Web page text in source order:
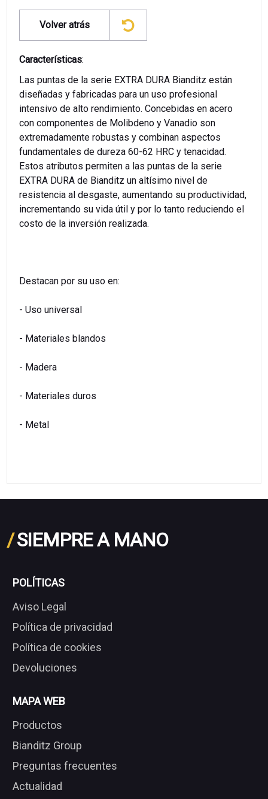
Volver atrás
Características:
Las puntas de la serie EXTRA DURA Bianditz están
diseñadas y fabricadas para un uso profesional
intensivo de alto rendimiento. Concebidas en acero
con componentes de Molibdeno y Vanadio son
extremadamente robustas y combinan aspectos
fundamentales de dureza 60-62 HRC y tenacidad.
Estos atributos permiten a las puntas de la serie
EXTRA DURA de Bianditz un altísimo nivel de
resistencia al desgaste, aumentando su productividad,
incrementando su vida útil y por lo tanto reduciendo el
costo de la inversión realizada.
Destacan por su uso en:
- Uso universal
- Materiales blandos
- Madera
- Materiales duros
- Metal
/SIEMPRE A MANO
POLÍTICAS
Aviso Legal
Política de privacidad
Política de cookies
Devoluciones
MAPA WEB
Productos
Bianditz Group
Preguntas frecuentes
Actualidad